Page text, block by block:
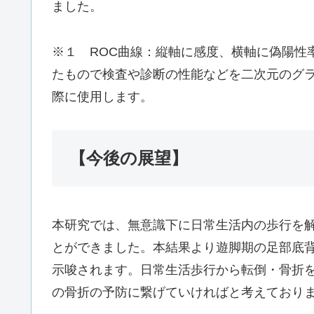
ました。
※１ ROC曲線：縦軸に感度、横軸に偽陽性
たもので検査や診断の性能などを二次元のグ
際に使用します。
【今後の展望】
本研究では、無意識下に日常生活内の歩行を
とができました。本結果より遊脚期の足部底
示唆されます。日常生活歩行から転倒・骨折
の骨折の予防に繋げていければと考えており